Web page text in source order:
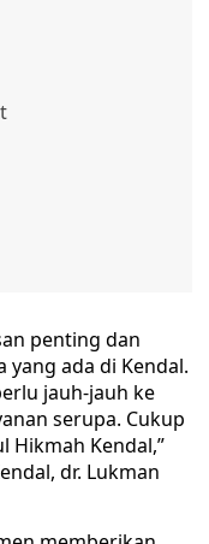
penting dan
ada di Kendal.
jauh-jauh ke
serupa. Cukup
Hikmah Kendal,”
dr. Lukman